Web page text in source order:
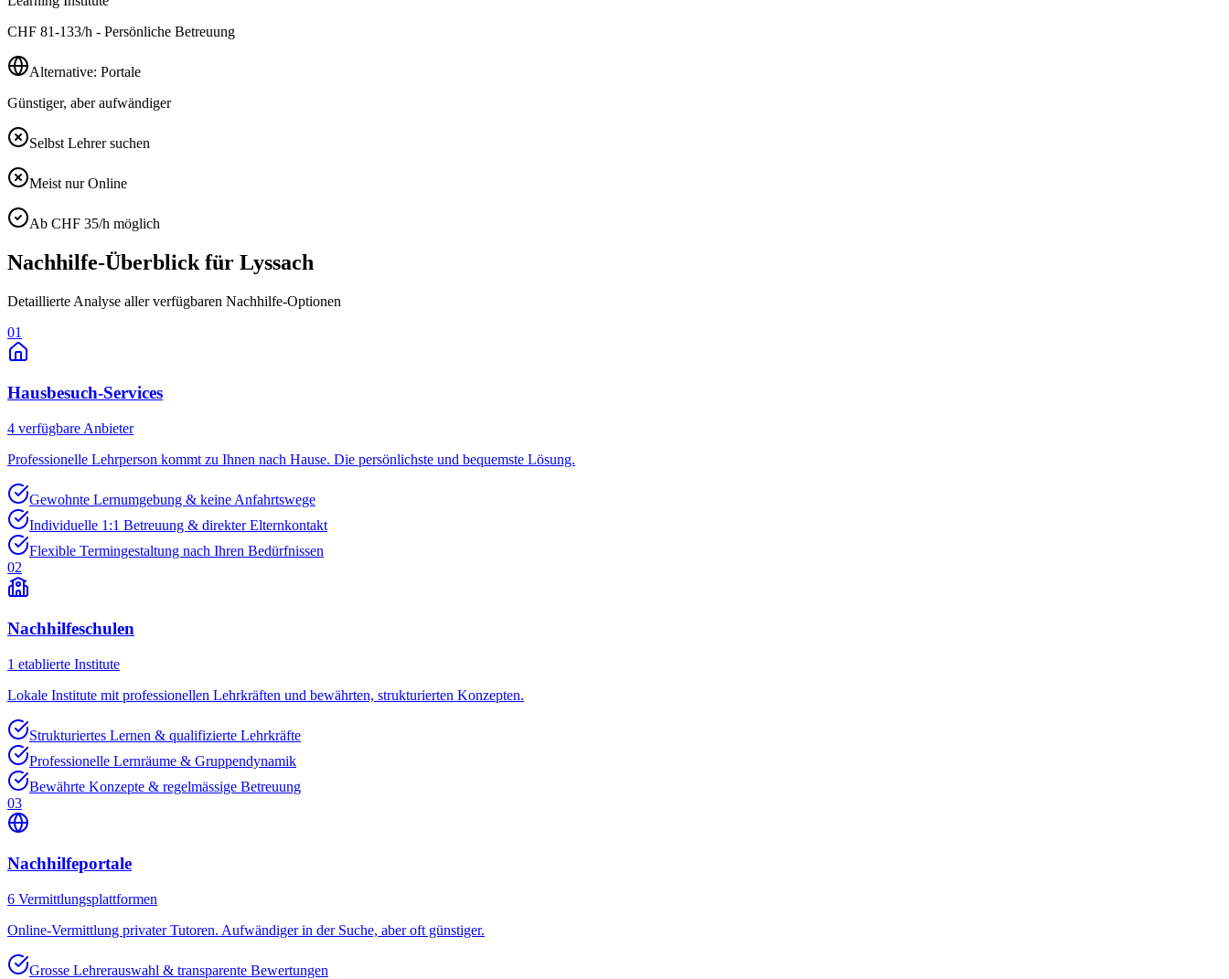
CHF 81-133/h - Persönliche Betreuung
Alternative: Portale
Günstiger, aber aufwändiger
Selbst Lehrer suchen
Meist nur Online
Ab CHF 35/h möglich
Nachhilfe-Überblick für Lyssach
Detaillierte Analyse aller verfügbaren Nachhilfe-Optionen
01
Hausbesuch-Services
4 verfügbare Anbieter
Professionelle Lehrperson kommt zu Ihnen nach Hause. Die persönlichste und bequemste Lösung.
Gewohnte Lernumgebung & keine Anfahrtswege
Individuelle 1:1 Betreuung & direkter Elternkontakt
Flexible Termingestaltung nach Ihren Bedürfnissen
02
Nachhilfeschulen
1 etablierte Institute
Lokale Institute mit professionellen Lehrkräften und bewährten, strukturierten Konzepten.
Strukturiertes Lernen & qualifizierte Lehrkräfte
Professionelle Lernräume & Gruppendynamik
Bewährte Konzepte & regelmässige Betreuung
03
Nachhilfeportale
6 Vermittlungsplattformen
Online-Vermittlung privater Tutoren. Aufwändiger in der Suche, aber oft günstiger.
Grosse Lehrerauswahl & transparente Bewertungen